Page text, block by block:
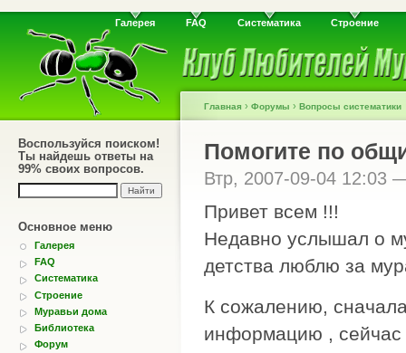
Галерея FAQ Систематика Строение
Воспользуйся поиском!
Ты найдешь ответы на
99% своих вопросов.
Основное меню
Галерея
FAQ
Систематика
Строение
Муравьи дома
Библиотека
Форум
Главная › Форумы › Вопросы систематики
Помогите по
Втр, 2007-09-04 12:03
Привет всем !!!
Недавно услышал о
детства люблю за
К сожалению,
информацию ,